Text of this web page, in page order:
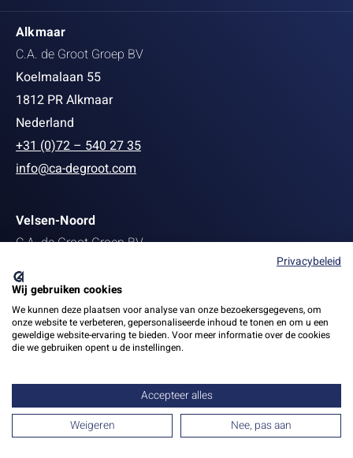
Alkmaar
C.A. de Groot Groep BV
Koelmalaan 55
1812 PR Alkmaar
Nederland
+31 (0)72 – 540 27 35
info@ca-degroot.com
Velsen-Noord
C.A. de Groot Groep BV
1951 MB Velsen-Noord
+31 (0)251 27 22 13
info@ca-degroot.com
Privacy Webdesign
Privacybeleid
Wij gebruiken cookies
We kunnen deze plaatsen voor analyse van onze bezoekersgegevens, om
onze website te verbeteren, gepersonaliseerde inhoud te tonen en om u een
geweldige website-ervaring te bieden. Voor meer informatie over de cookies
die we gebruiken opent u de instellingen.
Accepteer alles
Weigeren
Nee, pas aan